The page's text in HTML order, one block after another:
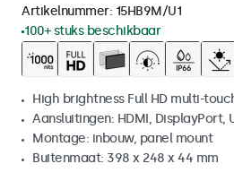
Artikelnummer: 15HB9M/U1
100+ stuks beschikbaar
High brightness Full HD multi-
Aansluitingen: HDMI, DisplayPort,
Montage: inbouw, panel mount
Buitenmaat: 398 x 248 x 44 mm